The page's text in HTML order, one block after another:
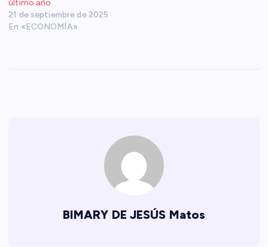
último año
21 de septiembre de 2025
En «ECONOMÍA»
BIMARY DE JESÚS Matos